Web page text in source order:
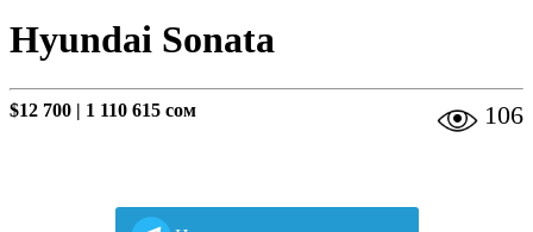
Hyundai Sonata
$12 700 | 1 110 615 сом 106